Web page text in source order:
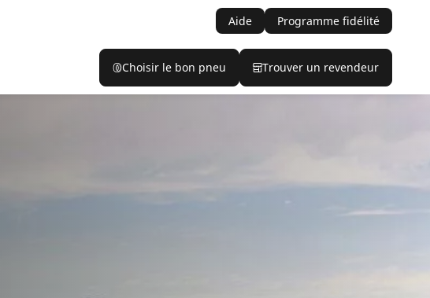
Aide Programme fidélité
Choisir le bon pneu Trouver un revendeur